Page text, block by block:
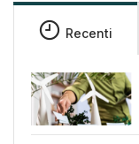
Recenti